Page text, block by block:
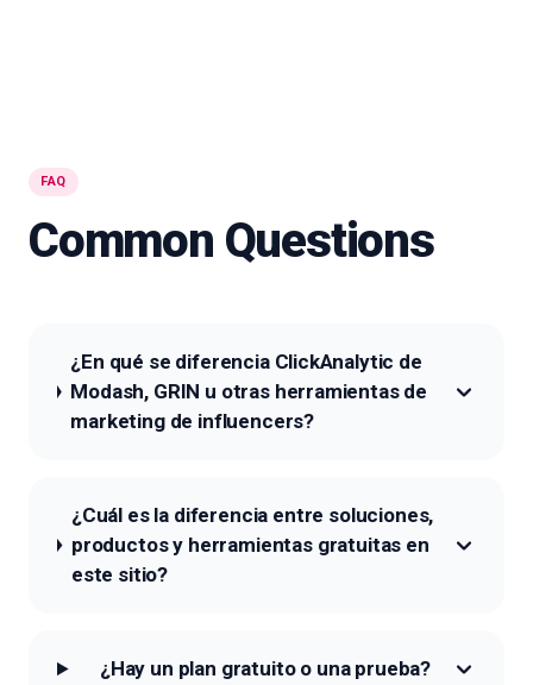
FAQ
Common Questions
¿En qué se diferencia ClickAnalytic de
Modash, GRIN u otras herramientas de
marketing de influencers?
¿Cuál es la diferencia entre soluciones,
productos y herramientas gratuitas en
este sitio?
¿Hay un plan gratuito o una prueba?